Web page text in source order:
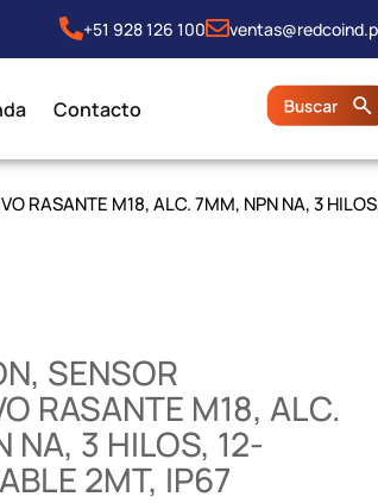
+51 928 126 100
Contacto
RASANTE M18, ALC. 7MM, NPN NA, 3
SENSOR
RASANTE M18, ALC.
NA, 3 HILOS, 12-
2MT, IP67